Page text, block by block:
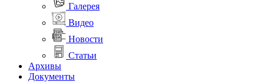
Галерея
Видео
Новости
Статьи
Архивы
Документы